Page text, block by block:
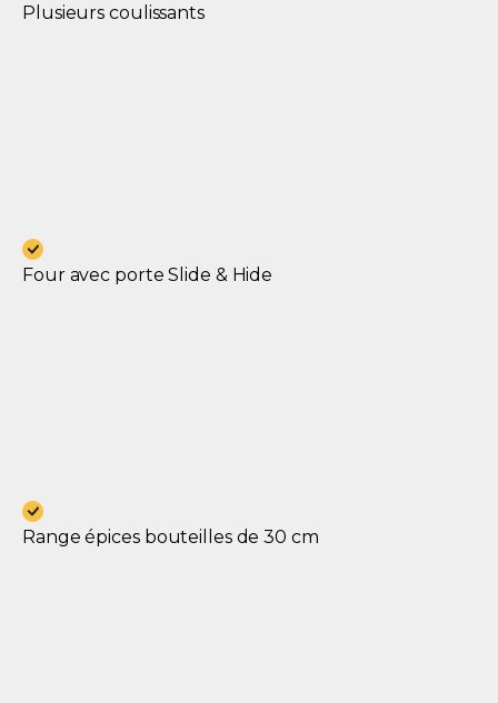
Plusieurs coulissants
Four avec porte Slide & Hide
Range épices bouteilles de 30 cm